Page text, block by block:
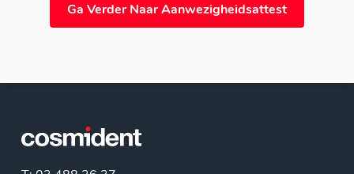
Ga Verder Naar Aanwezigheidsattest